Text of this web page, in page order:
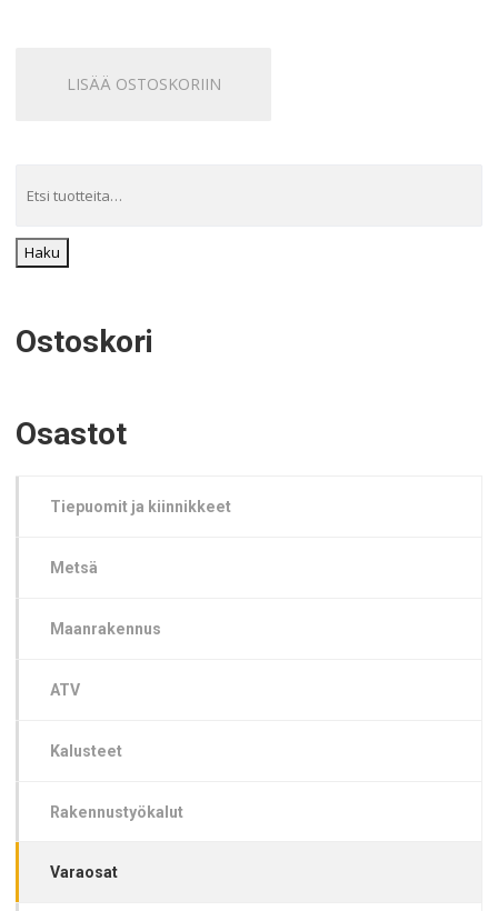
LISÄÄ OSTOSKORIIN
Haku
Ostoskori
Osastot
Tiepuomit ja kiinnikkeet
Metsä
Maanrakennus
ATV
Kalusteet
Rakennustyökalut
Varaosat